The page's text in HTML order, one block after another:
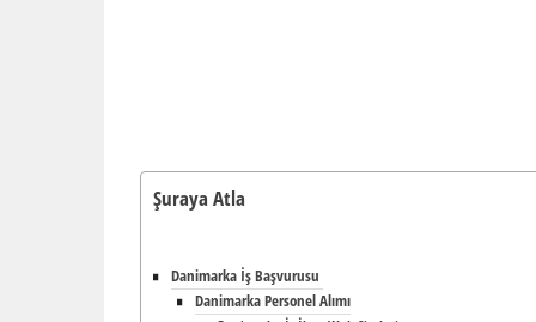
Şuraya Atla
Danimarka İş Başvurusu
Danimarka Personel Alımı